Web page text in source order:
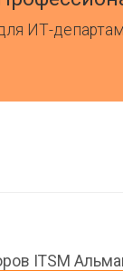
ИТ-
ITSM